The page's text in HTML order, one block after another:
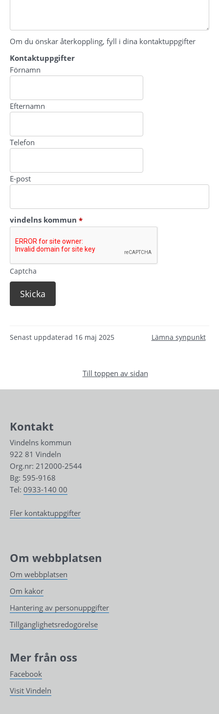
Om du önskar återkoppling, fyll i dina kontaktuppgifter
Kontaktuppgifter
Kontaktuppgifter
Förnamn
Efternamn
Telefon
E-post
vindelns kommun *(obligatorisk)
Captcha
Senast uppdaterad 16 maj 2025 Lämna synpunkt
Till toppen av sidan
Kontakt
Vindelns kommun
922 81 Vindeln
Org.nr: 212000-2544
Bg: 595-9168
Tel: 0933-140 00
Fler kontaktuppgifter
Om webbplatsen
Om webbplatsen
Om kakor
Hantering av personuppgifter
Tillgänglighetsredogörelse
Mer från oss
Facebook
Visit Vindeln